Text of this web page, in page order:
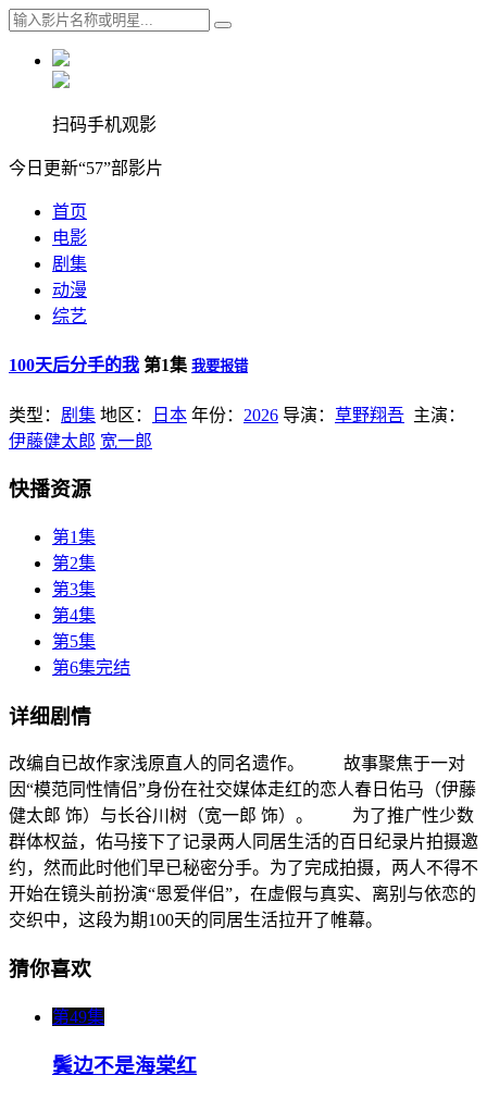
扫码手机观影
今日更新“57”部影片
首页
电影
剧集
动漫
综艺
100天后分手的我 第1集 我要报错
类型： 剧集 地区： 日本 年份： 2026 导演： 草野翔吾 主演：
伊藤健太郎 宽一郎
快播资源
第1集
第2集
第3集
第4集
第5集
第6集完结
详细剧情
改编自已故作家浅原直人的同名遗作。 故事聚焦于一对
因“模范同性情侣”身份在社交媒体走红的恋人春日佑马（伊藤
健太郎 饰）与长谷川树（宽一郎 饰）。 为了推广性少数
群体权益，佑马接下了记录两人同居生活的百日纪录片拍摄邀
约，然而此时他们早已秘密分手。为了完成拍摄，两人不得不
开始在镜头前扮演“恩爱伴侣”，在虚假与真实、离别与依恋的
交织中，这段为期100天的同居生活拉开了帷幕。
猜你喜欢
第49集
鬓边不是海棠红